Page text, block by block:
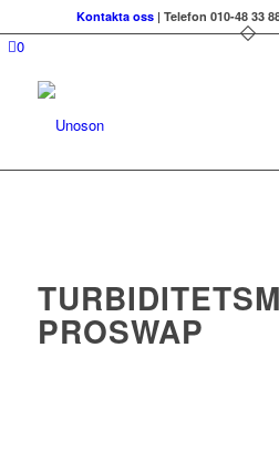
Kontakta oss| Telefon 010-48 33
0
PROSWAP